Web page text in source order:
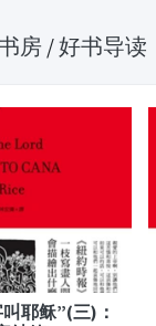
房 /好书导读
耶稣”(三)：